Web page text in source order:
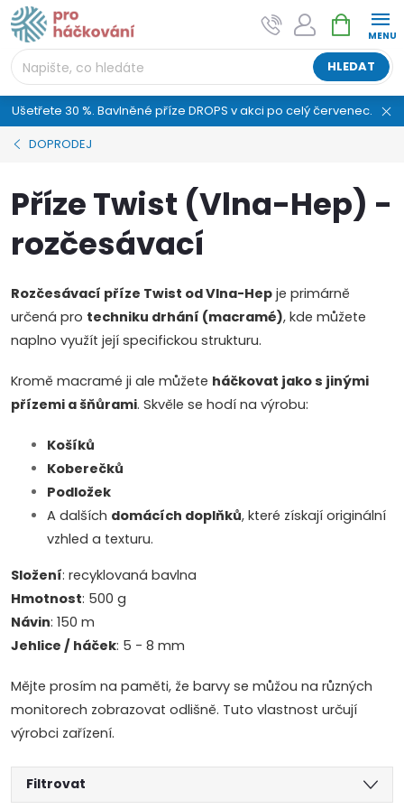
Přejít
na
obsah
HLEDAT
NÁKUPNÍ
KOŠÍK
Ušetřete 30 %. Bavlněné příze DROPS v akci po celý červenec.
DOPRODEJ
Příze Twist (Vlna-Hep) -
rozčesávací
Rozčesávací příze Twist od Vlna-Hep je primárně
určená pro techniku drhání (macramé), kde můžete
naplno využít její specifickou strukturu.
Kromě macramé ji ale můžete háčkovat jako s jinými
přízemi a šňůrami. Skvěle se hodí na výrobu:
Košíků
Koberečků
Podložek
A dalších domácích doplňků, které získají originální
vzhled a texturu.
Složení: recyklovaná bavlna
Hmotnost: 500 g
Návin: 150 m
Jehlice / háček: 5 - 8 mm
Mějte prosím na paměti, že barvy se můžou na různých
monitorech zobrazovat odlišně. Tuto vlastnost určují
výrobci zařízení.
Filtrovat
AI asistent "pani Klubíčková" –
ProHackovani.cz
Jsme e-shop s více než osmiletou tradicí a máme pro
vás připraveno více než 25 tisíc produktů. Vše skladem,
připravené k odeslání.